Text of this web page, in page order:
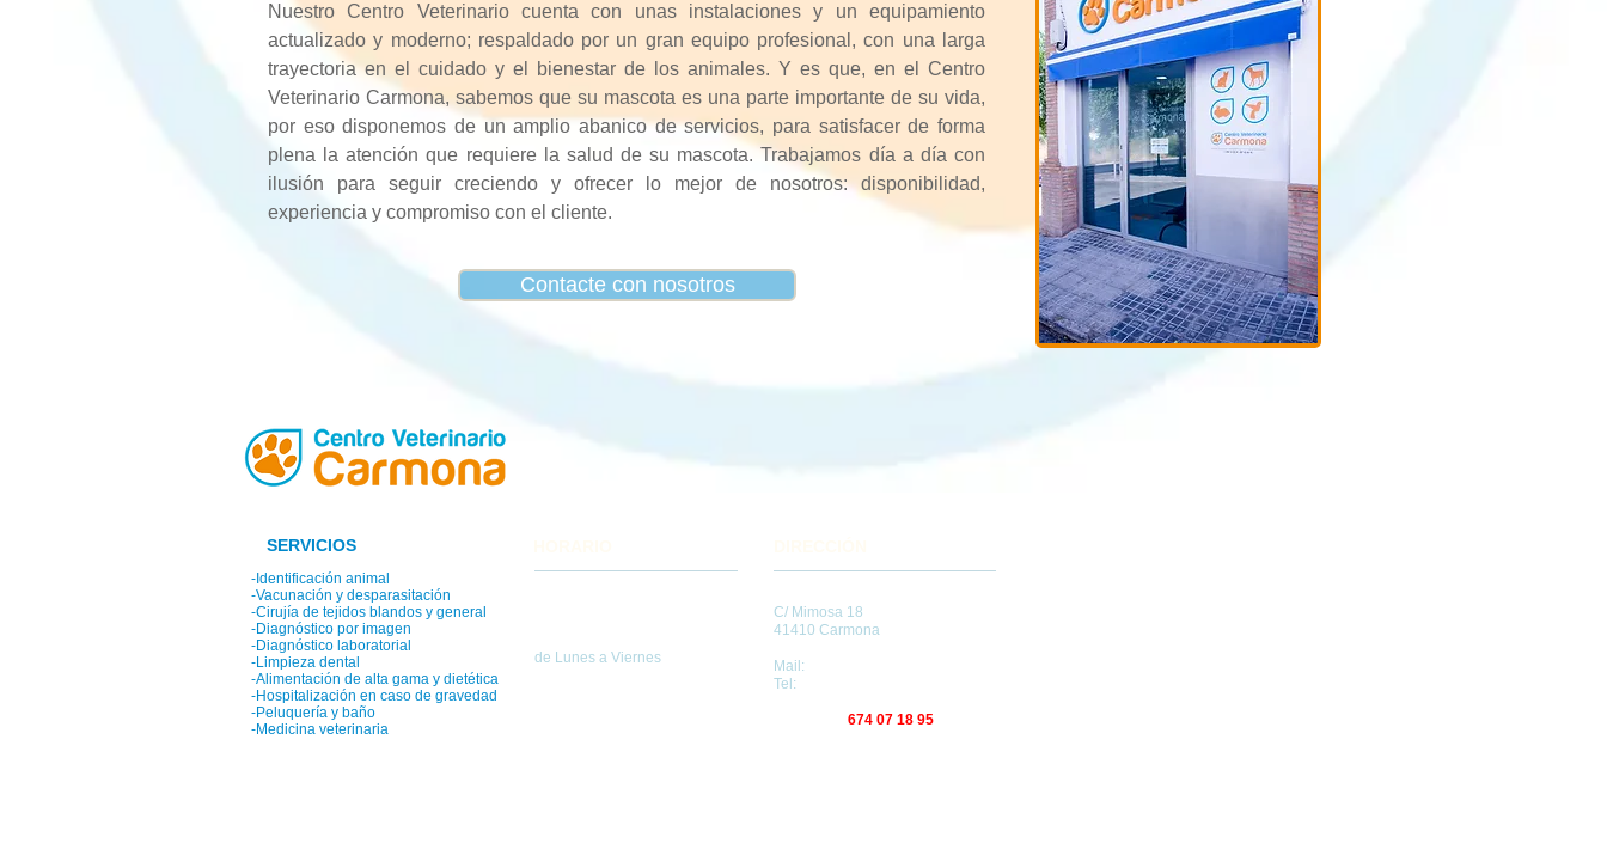
Nuestro Centro Veterinario cuenta con unas instalaciones y un equipamiento
actualizado y moderno; respaldado por un gran equipo profesional, con una larga
trayectoria en el cuidado y el bienestar de los animales. Y es que, en el Centro
Veterinario Carmona, sabemos que su mascota es una parte importante de su vida,
por eso disponemos de un amplio abanico de servicios, para satisfacer de forma
plena la atención que requiere la salud de su mascota. Trabajamos día a día con
ilusión para seguir creciendo y ofrecer lo mejor de nosotros: disponibilidad,
experiencia y compromiso con el cliente.
Contacte con nosotros
SERVICIOS
-Identificación animal
-Vacunación y desparasitación
-Cirujía de tejidos blandos y general
-Diagnóstico por imagen
-Diagnóstico laboratorial
-Limpieza dental
-Alimentación de alta gama y dietética
-Hospitalización en caso de gravedad
-Peluquería y baño
-Medicina veterinaria
de Lunes a Viernes
C/ Mimosa 18
41410 Carmona
Mail:
Tel:
674 07 18 95